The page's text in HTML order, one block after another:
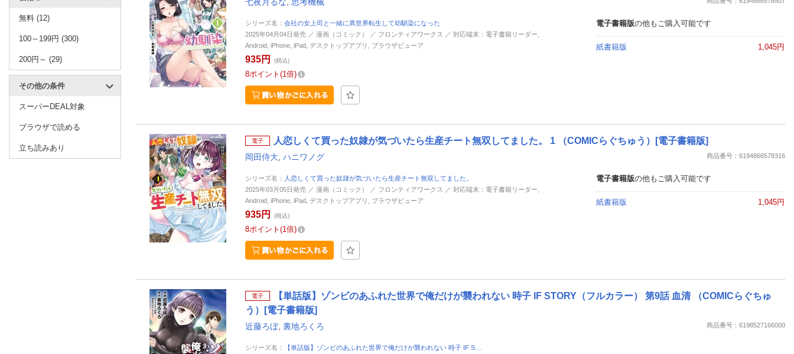
無料 (12)
100～199円 (300)
200円～ (29)
その他の条件
スーパーDEAL対象
ブラウザで読める
立ち読みあり
シリーズ名： 会社の女上司と一緒に異世界転生して幼馴染になった
2025年04月04日発売 ／ 漫画（コミック） ／ フロンティアワークス ／ 対応端末：電子書籍リーダー,
Android, iPhone, iPad, デスクトップアプリ, ブラウザビューア
935円 (税込)
8ポイント 1倍
電子書籍版の他もご購入可能です
紙書籍版 1,045円
電子 人恋しくて買った奴隷が気づいたら生産チート無双してました。 1 （COMICらぐちゅう）[電子書籍版]
岡田侍大 ハニワノグ 商品番号：6194866578316
シリーズ名：
人恋しくて買った奴隷が気づいたら生産チート無双してました。
2025年03月05日発売 ／ 漫画（コミック） ／ フロンティアワークス ／ 対応端末：電子書籍リーダー,
Android, iPhone, iPad, デスクトップアプリ, ブラウザビューア
935円 (税込)
8ポイント 1倍
電子書籍版の他もご購入可能です
紙書籍版 1,045円
電子
【単話版】ゾンビのあふれた世界で俺だけが襲われない 時子 IF STORY（フルカラー） 第9話 血清 （COMICらぐちゅ
う）[電子書籍版]
近藤ろぼ, 裏地ろくろ 商品番号：6198527166000
シリーズ名：
【単話版】ゾンビのあふれた世界で俺だけが襲われない 時子 IF S…